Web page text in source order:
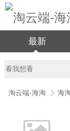
最新
淘云端-海淘 海